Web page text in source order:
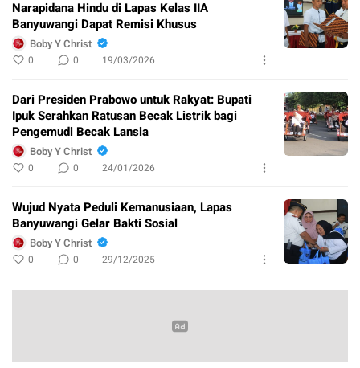
Narapidana Hindu di Lapas Kelas IIA
Banyuwangi Dapat Remisi Khusus
Boby Y Christ
0 0 19/03/2026
Dari Presiden Prabowo untuk Rakyat: Bupati
Ipuk Serahkan Ratusan Becak Listrik bagi
Pengemudi Becak Lansia
Boby Y Christ
0 0 24/01/2026
Wujud Nyata Peduli Kemanusiaan, Lapas
Banyuwangi Gelar Bakti Sosial
Boby Y Christ
0 0 29/12/2025